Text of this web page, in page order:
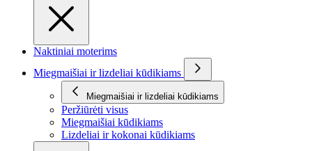
Naktiniai moterims
Miegmaišiai ir lizdeliai kūdikiams
Miegmaišiai ir lizdeliai kūdikiams
Peržiūrėti visus
Miegmaišiai kūdikiams
Lizdeliai ir kokonai kūdikiams